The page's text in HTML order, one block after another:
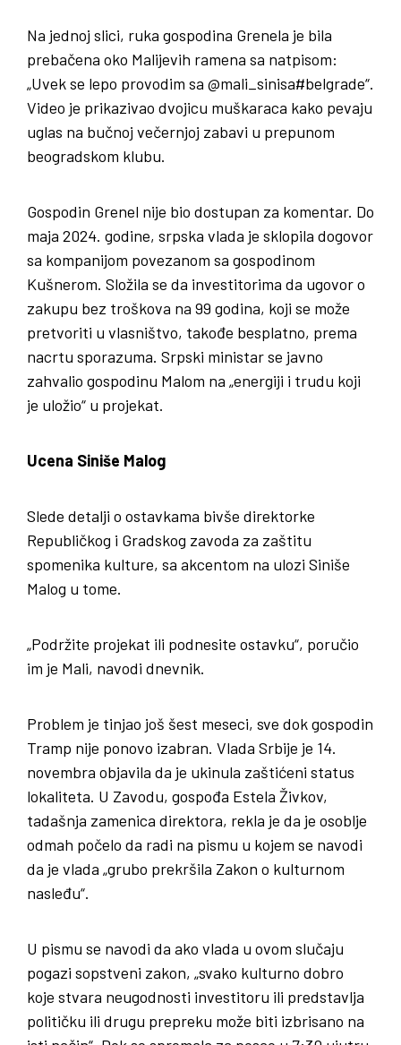
Na jednoj slici, ruka gospodina Grenela je bila
prebačena oko Malijevih ramena sa natpisom:
„Uvek se lepo provodim sa @mali_sinisa#belgrade“.
Video je prikazivao dvojicu muškaraca kako pevaju
uglas na bučnoj večernjoj zabavi u prepunom
beogradskom klubu.
Gospodin Grenel nije bio dostupan za komentar. Do
maja 2024. godine, srpska vlada je sklopila dogovor
sa kompanijom povezanom sa gospodinom
Kušnerom. Složila se da investitorima da ugovor o
zakupu bez troškova na 99 godina, koji se može
pretvoriti u vlasništvo, takođe besplatno, prema
nacrtu sporazuma. Srpski ministar se javno
zahvalio gospodinu Malom na „energiji i trudu koji
je uložio“ u projekat.
Ucena Siniše Malog
Slede detalji o ostavkama bivše direktorke
Republičkog i Gradskog zavoda za zaštitu
spomenika kulture, sa akcentom na ulozi Siniše
Malog u tome.
„Podržite projekat ili podnesite ostavku“, poručio
im je Mali, navodi dnevnik.
Problem je tinjao još šest meseci, sve dok gospodin
Tramp nije ponovo izabran. Vlada Srbije je 14.
novembra objavila da je ukinula zaštićeni status
lokaliteta. U Zavodu, gospođa Estela Živkov,
tadašnja zamenica direktora, rekla je da je osoblje
odmah počelo da radi na pismu u kojem se navodi
da je vlada „grubo prekršila Zakon o kulturnom
nasleđu“.
U pismu se navodi da ako vlada u ovom slučaju
pogazi sopstveni zakon, „svako kulturno dobro
koje stvara neugodnosti investitoru ili predstavlja
političku ili drugu prepreku može biti izbrisano na